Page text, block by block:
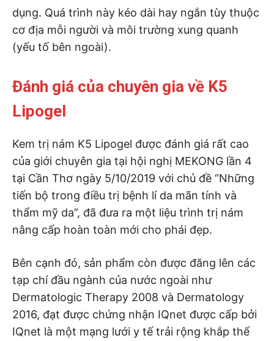
dụng. Quá trình này kéo dài hay ngắn tùy thuộc
cơ địa mỗi người và môi trường xung quanh
(yếu tố bên ngoài).
Đánh giá của chuyên gia về K5
Lipogel
Kem trị nám K5 Lipogel được đánh giá rất cao
của giới chuyên gia tại hội nghị MEKONG lần 4
tại Cần Thơ ngày 5/10/2019 với chủ đề “Những
tiến bộ trong điều trị bệnh lí da mãn tính và
thẩm mỹ da”, đã đưa ra một liệu trình trị nám
nâng cấp hoàn toàn mới cho phái đẹp.
Bên cạnh đó, sản phẩm còn được đăng lên các
tạp chí đầu ngành của nước ngoài như
Dermatologic Therapy 2008 và Dermatology
2016, đạt được chứng nhận IQnet được cấp bởi
IQnet là một mạng lưới y tế trải rộng khắp thế